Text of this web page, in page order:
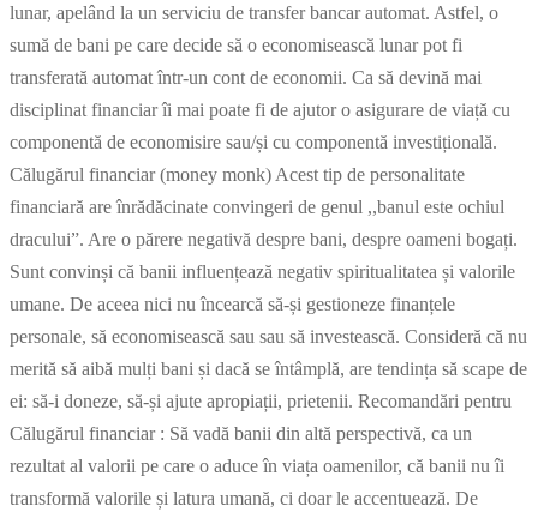
lunar, apelând la un serviciu de transfer bancar automat. Astfel, o
sumă de bani pe care decide să o economisească lunar pot fi
transferată automat într-un cont de economii. Ca să devină mai
disciplinat financiar îi mai poate fi de ajutor o asigurare de viață cu
componentă de economisire sau/și cu componentă investițională.
Călugărul financiar (money monk) Acest tip de personalitate
financiară are înrădăcinate convingeri de genul ,,banul este ochiul
dracului”. Are o părere negativă despre bani, despre oameni bogați.
Sunt convinși că banii influențează negativ spiritualitatea și valorile
umane. De aceea nici nu încearcă să-și gestioneze finanțele
personale, să economisească sau sau să investească. Consideră că nu
merită să aibă mulți bani și dacă se întâmplă, are tendința să scape de
ei: să-i doneze, să-și ajute apropiații, prietenii. Recomandări pentru
Călugărul financiar : Să vadă banii din altă perspectivă, ca un
rezultat al valorii pe care o aduce în viața oamenilor, că banii nu îi
transformă valorile și latura umană, ci doar le accentuează. De